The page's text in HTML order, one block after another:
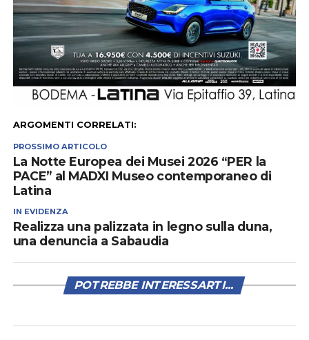
ARGOMENTI CORRELATI:
PROSSIMO ARTICOLO
La Notte Europea dei Musei 2026 “PER la
PACE” al MADXI Museo contemporaneo di
Latina
IN EVIDENZA
Realizza una palizzata in legno sulla duna,
una denuncia a Sabaudia
POTREBBE INTERESSARTI...